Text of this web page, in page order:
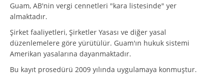
Guam, AB'nin vergi cennetleri "kara listesinde" yer
almaktadır.
Şirket faaliyetleri, Şirketler Yasası ve diğer yasal
düzenlemelere göre yürütülür. Guam'ın hukuk sistemi
Amerikan yasalarına dayanmaktadır.
Bu kayıt prosedürü 2009 yılında uygulamaya konmuştur.